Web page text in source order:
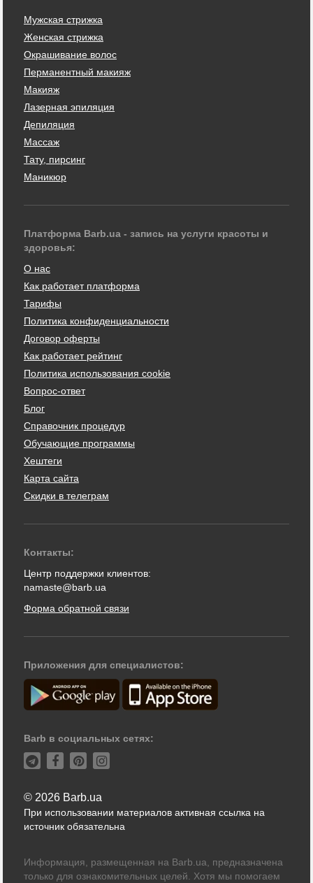
Мужская стрижка
Женская стрижка
Окрашивание волос
Перманентный макияж
Макияж
Лазерная эпиляция
Депиляция
Массаж
Тату, пирсинг
Маникюр
Платформа Barb.ua - запись на услуги красоты и
здоровья:
О нас
Как работает платформа
Тарифы
Политика конфиденциальности
Договор оферты
Как работает рейтинг
Политика использования cookie
Вопрос-ответ
Блог
Справочник процедур
Обучающие программы
Хештеги
Карта сайта
Скидки в телеграм
Контакты:
Центр поддержки клиентов:
namaste@barb.ua
Форма обратной связи
Приложения для специалистов:
Barb в социальных сетях:
© 2026 Barb.ua
При использовании материалов активная ссылка на
источник обязательна
Информация, размещенная на Barb.ua, предназначена
только для ознакомительных целей. Хотя мы помогаем